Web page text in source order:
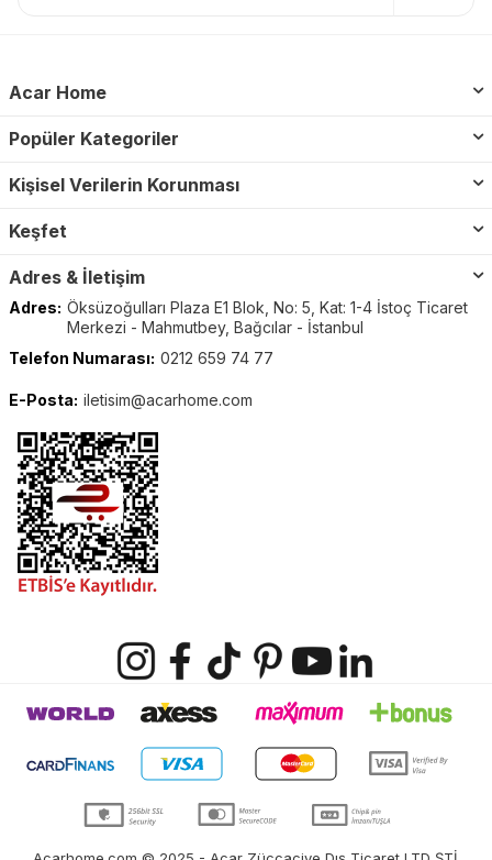
Acar Home
Popüler Kategoriler
Kişisel Verilerin Korunması
Keşfet
Adres & İletişim
Adres: Öksüzoğulları Plaza E1 Blok, No: 5, Kat: 1-4 İstoç Ticaret
Merkezi - Mahmutbey, Bağcılar - İstanbul
Telefon Numarası: 0212 659 74 77
E-Posta: iletisim@acarhome.com